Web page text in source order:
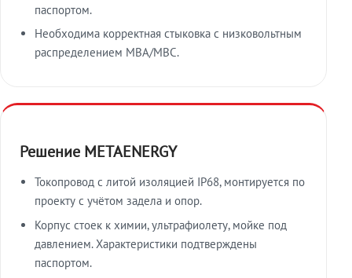
паспортом.
Необходима корректная стыковка с низковольтным
распределением МВА/МВС.
Решение METAENERGY
Токопровод с литой изоляцией IP68, монтируется по
проекту с учётом задела и опор.
Корпус стоек к химии, ультрафиолету, мойке под
давлением. Характеристики подтверждены
паспортом.